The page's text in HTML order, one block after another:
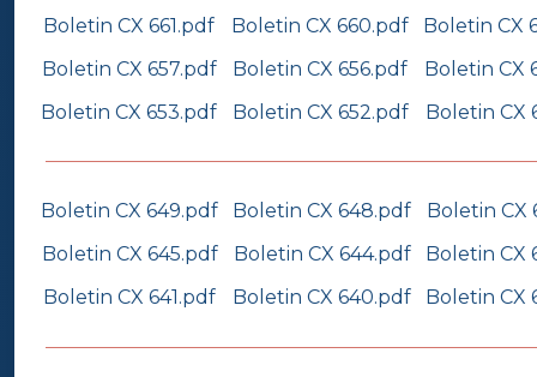
Boletin CX 661.pdf Boletin CX 660.pdf
Boletin CX
Boletin CX 657.pdf
Boletin CX 656.pdf
Boletin CX
Boletin CX 653.pdf
Boletin CX 652.pdf Boletin CX
Boletin CX 649.pdf Boletin CX 648.pdf
Boletin CX
Boletin CX 645.pdf
Boletin CX 644.pdf
Boletin CX
Boletin CX 641.pdf
Boletin CX 640.pdf Boletin CX